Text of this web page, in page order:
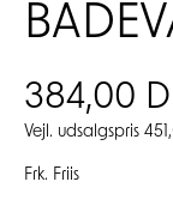
384,00
Vejl. udsalgspris
Frk. Friis